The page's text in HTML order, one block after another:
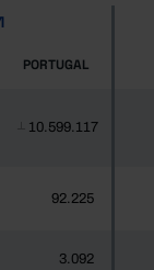
PORTUGAL
10.599.117
92.225
3.092